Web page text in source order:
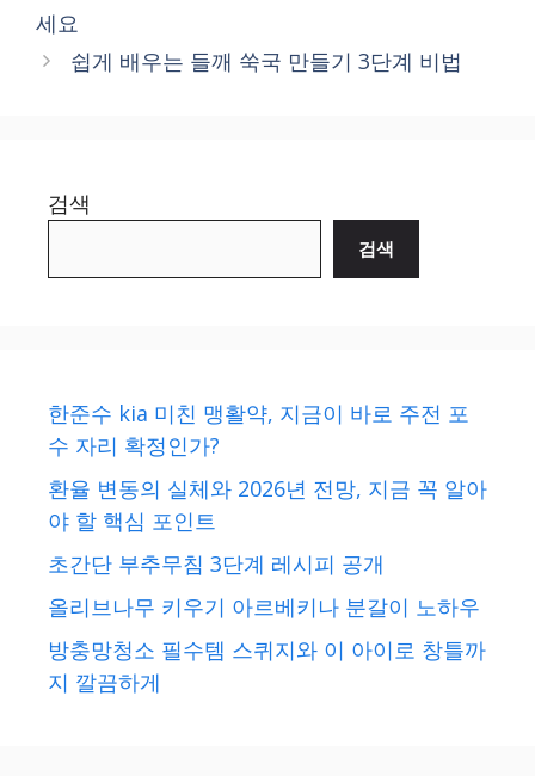
세요
쉽게 배우는 들깨 쑥국 만들기 3단계 비법
검색
검색
한준수 kia 미친 맹활약, 지금이 바로 주전 포
수 자리 확정인가?
환율 변동의 실체와 2026년 전망, 지금 꼭 알아
야 할 핵심 포인트
초간단 부추무침 3단계 레시피 공개
올리브나무 키우기 아르베키나 분갈이 노하우
방충망청소 필수템 스퀴지와 이 아이로 창틀까
지 깔끔하게